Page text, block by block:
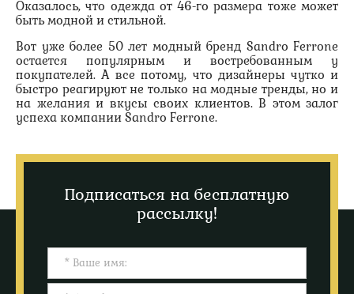
Оказалось, что одежда от 46-го размера тоже может
быть модной и стильной.
Вот уже более 50 лет модный бренд Sandro Ferrone
остается популярным и востребованным у
покупателей. А все потому, что дизайнеры чутко и
быстро реагируют не только на модные тренды, но и
на желания и вкусы своих клиентов. В этом залог
успеха компании Sandro Ferrone.
Подписаться на бесплатную
рассылку!